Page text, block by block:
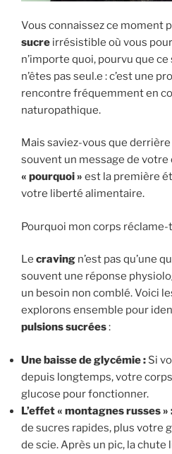
Vous connaissez ce moment
sucre irrésistible où vous
n’importe quoi, pourvu que
n’êtes pas seul.e : c’est une
rencontre fréquemment en
naturopathique.
Mais saviez-vous que derrière
souvent un message de votre
« pourquoi » est la première
votre liberté alimentaire.
Pourquoi mon corps réclame-
Le craving n’est pas qu’une
souvent une réponse
un besoin non comblé. Voici
explorons ensemble pour
pulsions sucrées:
Une baisse de glycémie : Si
depuis longtemps, votre
glucose pour fonctionner.
L’effet « montagnes russes »
de sucres rapides, plus votre
de scie. Après un pic, la chute